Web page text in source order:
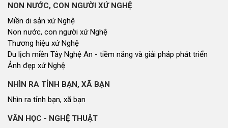
NON NƯỚC, CON NGƯỜI XỨ NGHỆ
Miền di sản xứ Nghệ
Non nước, con người xứ Nghệ
Thương hiệu xứ Nghệ
Du lịch miền Tây Nghệ An - tiềm năng và giải pháp phát triển
Ảnh đẹp xứ Nghệ
NHÌN RA TỈNH BẠN, XÃ BẠN
Nhìn ra tỉnh bạn, xã bạn
VĂN HỌC - NGHỆ THUẬT